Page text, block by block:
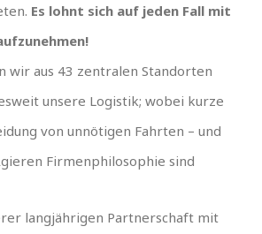
Es lohnt sich auf jeden Fall mit
wir aus 43 zentralen Standorten
unsere Logistik; wobei kurze
von unnötigen Fahrten – und
Firmenphilosophie sind
langjährigen Partnerschaft mit